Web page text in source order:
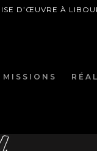
D’ŒUVRE À
MISSIONS